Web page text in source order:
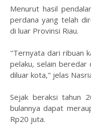
Menurut hasil
perdana yang telah
di luar Provinsi Riau.
"Ternyata dari ribuan
pelaku, selain beredar
diluar kota," jelas
Sejak beraksi tahun
bulannya dapat
Rp20 juta.